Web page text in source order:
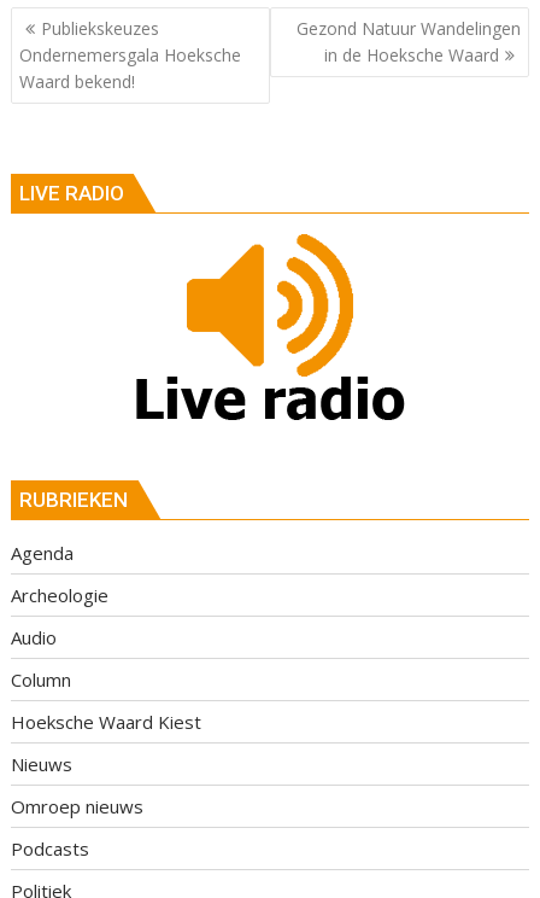
Berichtnavigatie
Publiekskeuzes
Ondernemersgala Hoeksche
Waard bekend!
Gezond Natuur Wandelingen
in de Hoeksche Waard
LIVE RADIO
RUBRIEKEN
Agenda
Archeologie
Audio
Column
Hoeksche Waard Kiest
Nieuws
Omroep nieuws
Podcasts
Politiek